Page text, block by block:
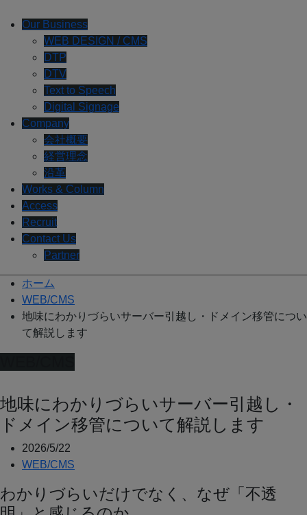
Our Business
WEB DESIGN / CMS
DTP
DTV
Text to Speech
Digital Signage
Company
会社概要
経営理念
沿革
Works & Column
Access
Recruit
Contact Us
Partner
ホーム
WEB/CMS
地味にわかりづらいサーバー引越し・ドメイン移管につい
て解説します
地味にわかりづらいサーバー引越し・
ドメイン移管について解説します
2026/5/22
WEB/CMS
わかりづらいだけでなく、なぜ「不透